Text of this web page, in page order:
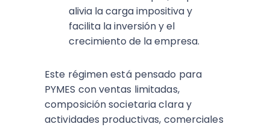
alivia la carga impositiva y
facilita la inversión y el
crecimiento de la empresa.
Este régimen está pensado para
PYMES con ventas limitadas,
composición societaria clara y
actividades productivas, comerciales